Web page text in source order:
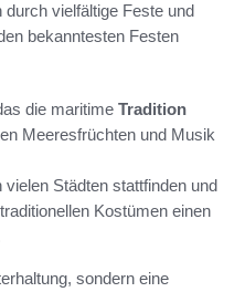
vielfältige Feste und
bekanntesten Festen
die maritime Tradition
Meeresfrüchten und Musik
Städten stattfinden und
Kostümen einen
sondern eine